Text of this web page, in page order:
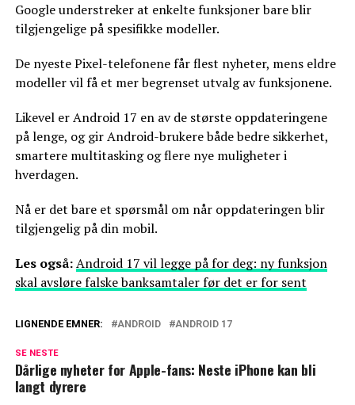
Google understreker at enkelte funksjoner bare blir
tilgjengelige på spesifikke modeller.
De nyeste Pixel-telefonene får flest nyheter, mens eldre
modeller vil få et mer begrenset utvalg av funksjonene.
Likevel er Android 17 en av de største oppdateringene
på lenge, og gir Android-brukere både bedre sikkerhet,
smartere multitasking og flere nye muligheter i
hverdagen.
Nå er det bare et spørsmål om når oppdateringen blir
tilgjengelig på din mobil.
Les også:Android 17 vil legge på for deg: ny funksjon
skal avsløre falske banksamtaler før det er for sent
LIGNENDE EMNER: ANDROID ANDROID 17
SE NESTE
Dårlige nyheter for Apple-fans: Neste iPhone kan bli
langt dyrere